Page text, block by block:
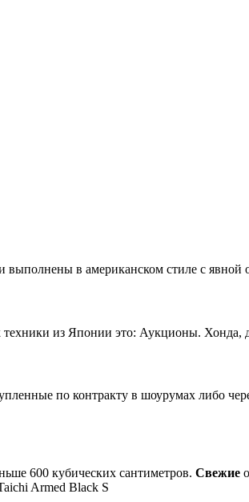
в американском стиле с явной
из Японии это: Аукционы. Хонда,
по контракту в шоурумах либо
600 кубических сантиметров. Свежие
Armed Black S